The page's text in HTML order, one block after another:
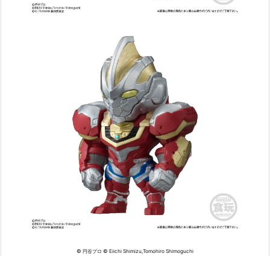
© 円谷プロ © Eiichi Shimizu,Tomohiro Shimoguchi